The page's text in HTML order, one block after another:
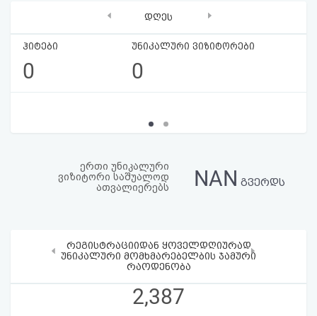
სალიცენზიო
დღეს
ჰიტები
0
უნიკალური ვიზიტორები
0
‹ ›
ერთი უნიკალური
ვიზიტორი საშუალოდ
ათვალიერებს
NAN გვერდს
რეგისტრაციიდან ყოველდღიურად
უნიკალური მომხმარებელბის ჯამური
რაოდენობა
2,387
‹ ›